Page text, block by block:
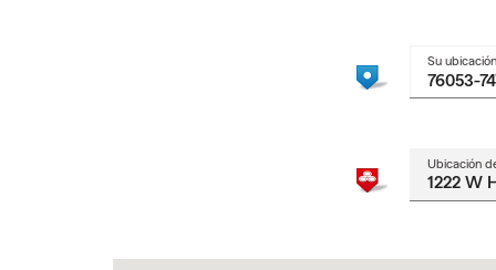
Su ubicación
Ubicación